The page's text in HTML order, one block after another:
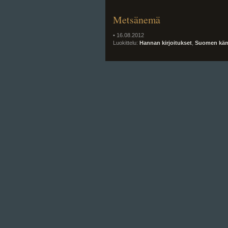
Metsänemä
• 16.08.2012
Luokittelu: Hannan kirjoitukset Suomen